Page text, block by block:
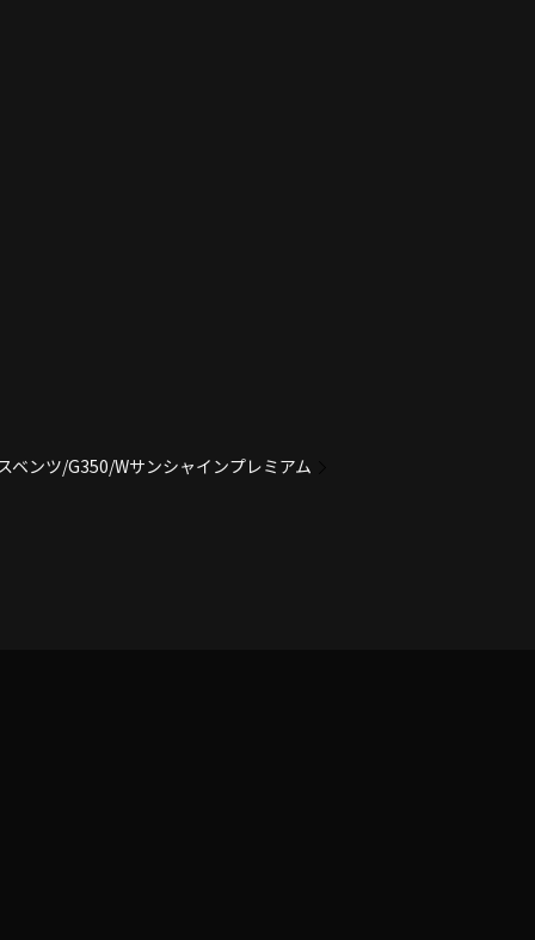
ベンツ/G350/Wサンシャインプレミアム